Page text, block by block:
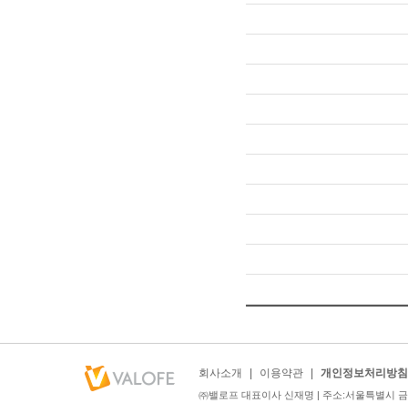
회사소개 이용약관 개인정보처리방침
㈜밸로프 대표이사 신재명 | 주소:서울특별시